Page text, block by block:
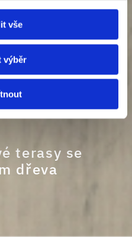
vše
výběr
terasy se
dřeva